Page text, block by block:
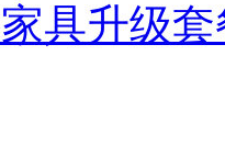
具升级套